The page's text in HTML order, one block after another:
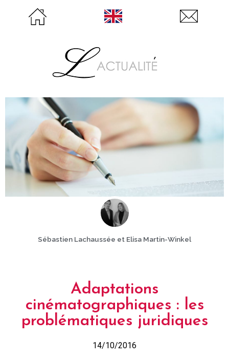
Sébastien Lachaussée et Elisa Martin-Winkel
Adaptations
cinématographiques : les
problématiques juridiques
14/10/2016